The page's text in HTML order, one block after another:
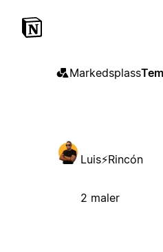
Markedsplass
Luis⚡Rincón
2 maler